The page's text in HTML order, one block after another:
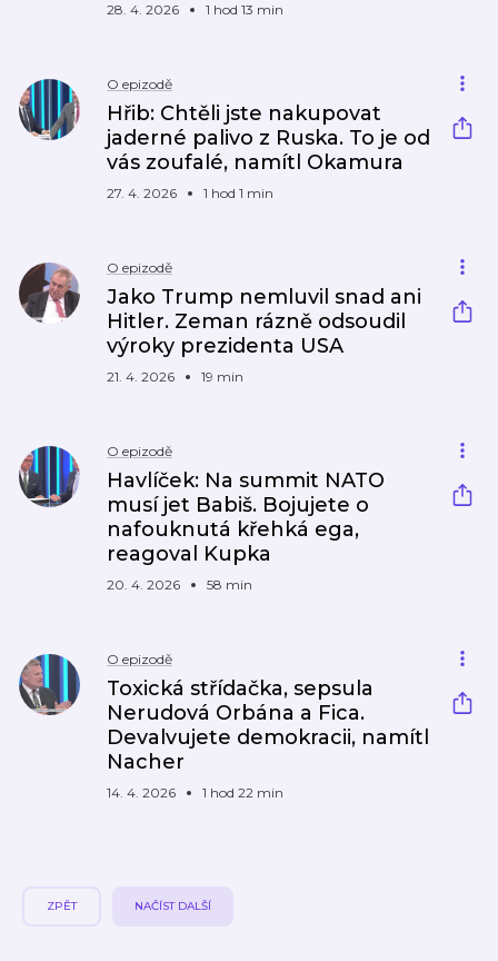
28. 4. 2026 1 hod 13 min
O epizodě
Hřib: Chtěli jste nakupovat
jaderné palivo z Ruska. To je od
vás zoufalé, namítl Okamura
27. 4. 2026 1 hod 1 min
O epizodě
Jako Trump nemluvil snad ani
Hitler. Zeman rázně odsoudil
výroky prezidenta USA
21. 4. 2026 19 min
O epizodě
Havlíček: Na summit NATO
musí jet Babiš. Bojujete o
nafouknutá křehká ega,
reagoval Kupka
20. 4. 2026 58 min
O epizodě
Toxická střídačka, sepsula
Nerudová Orbána a Fica.
Devalvujete demokracii, namítl
Nacher
14. 4. 2026 1 hod 22 min
ZPĚT NAČÍST DALŠÍ